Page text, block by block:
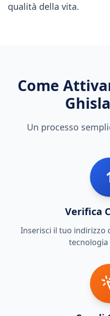
qualità della vita.
Come
Un processo
Verifica
Inserisci il tuo indirizzo